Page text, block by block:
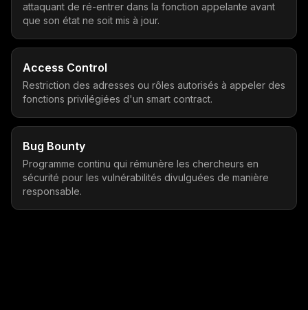
attaquant de ré-entrer dans la fonction appelante avant
que son état ne soit mis à jour.
Access Control
Restriction des adresses ou rôles autorisés à appeler des
fonctions privilégiées d'un smart contract.
Bug Bounty
Programme continu qui rémunère les chercheurs en
sécurité pour les vulnérabilités divulguées de manière
responsable.